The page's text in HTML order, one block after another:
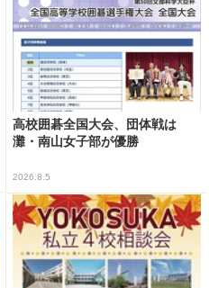
高校囲碁全国大会、団体戦は
灘・南山女子部が優勝
2026.8.5